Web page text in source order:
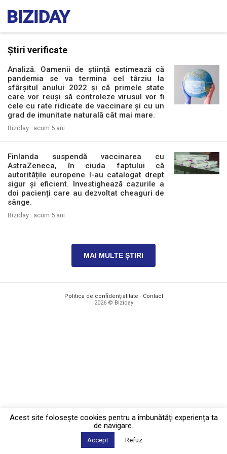
Știri verificate
Analiză. Oamenii de știință estimează că
pandemia se va termina cel târziu la
sfârșitul anului 2022 și că primele state
care vor reuși să controleze virusul vor fi
cele cu rate ridicate de vaccinare și cu un
grad de imunitate naturală cât mai mare.
Biziday · acum 5 ani
Finlanda suspendă vaccinarea cu
AstraZeneca, în ciuda faptului că
autoritățile europene l-au catalogat drept
sigur și eficient. Investighează cazurile a
doi pacienți care au dezvoltat cheaguri de
sânge.
Biziday · acum 5 ani
MAI MULTE ȘTIRI
Politica de confidențialitate · Contact
2026 © Biziday
Acest site foloseşte cookies pentru a îmbunătăți experiența ta
de navigare.
Accept Refuz